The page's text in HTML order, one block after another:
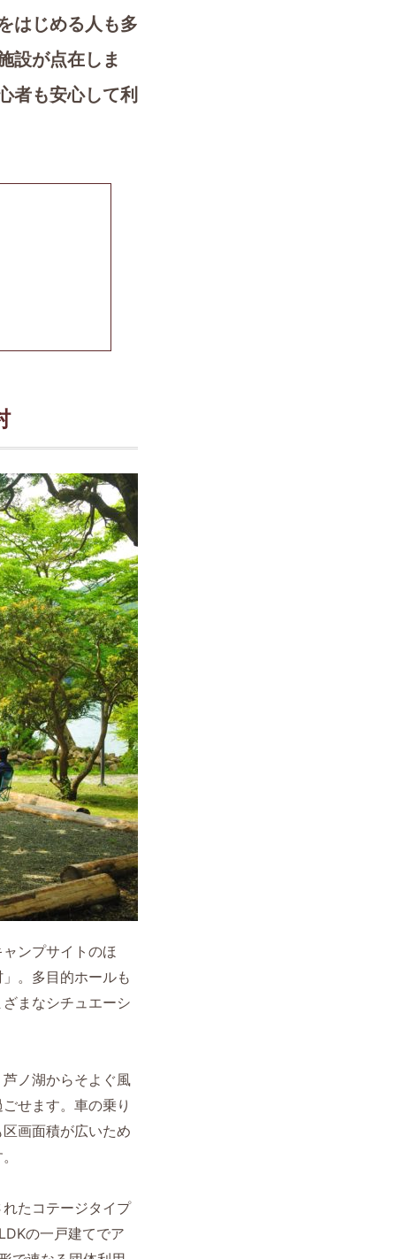
はじめる人も多
設が点在しま
者も安心して利
ンプサイトのほ
。多目的ホールも
まなシチュエーシ
ノ湖からそよぐ風
せます。車の乗り
画面積が広いため
たコテージタイプ
の一戸建てでア